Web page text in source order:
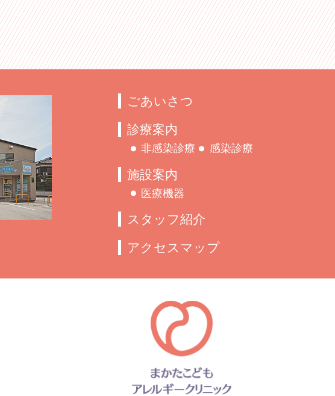
ごあいさつ
診療案内
非感染診療 感染診療
施設案内
医療機器
スタッフ紹介
アクセスマップ